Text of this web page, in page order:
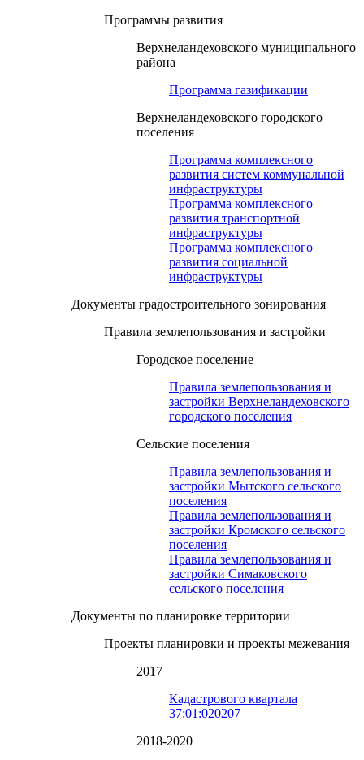
Программы развития
Верхнеландеховского муниципального
района
Программа газификации
Верхнеландеховского городского
поселения
Программа комплексного
развития систем коммунальной
инфраструктуры
Программа комплексного
развития транспортной
инфраструктуры
Программа комплексного
развития социальной
инфраструктуры
Документы градостроительного зонирования
Правила землепользования и застройки
Городское поселение
Правила землепользования и
застройки Верхнеландеховского
городского поселения
Сельские поселения
Правила землепользования и
застройки Мытского сельского
поселения
Правила землепользования и
застройки Кромского сельского
поселения
Правила землепользования и
застройки Симаковского
сельского поселения
Документы по планировке территории
Проекты планировки и проекты межевания
2017
Кадастрового квартала
37:01:020207
2018-2020